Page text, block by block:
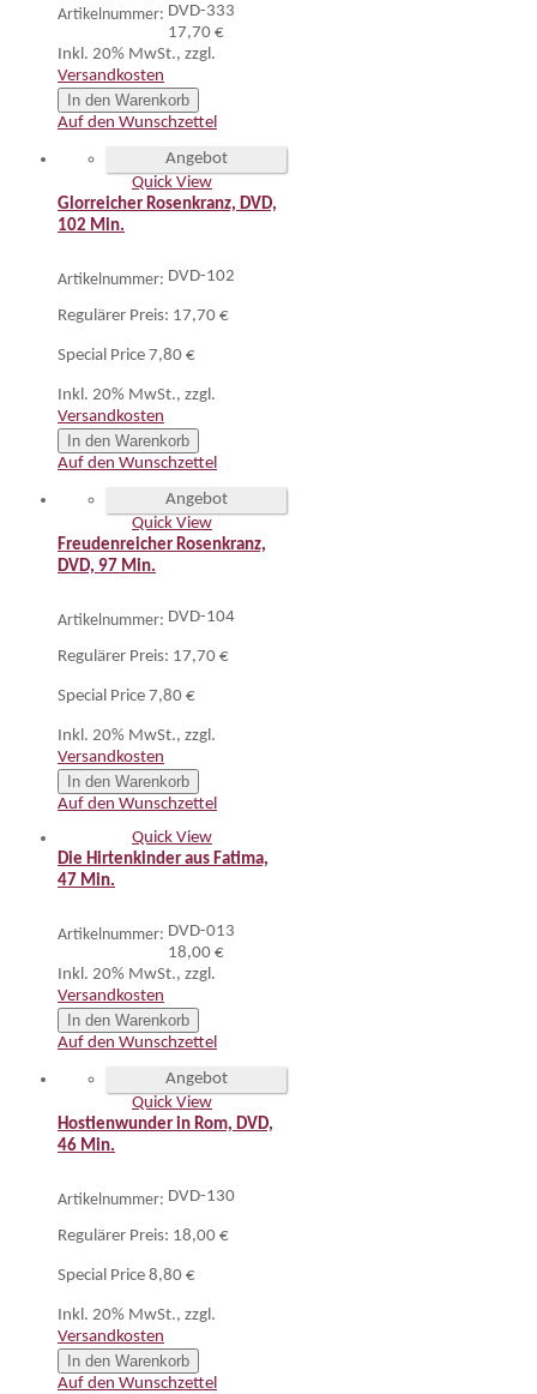
Artikelnummer: DVD-333
17,70 €
Inkl. 20% MwSt., zzgl.
Versandkosten
In den Warenkorb
Auf den Wunschzettel
Angebot
Quick View
Glorreicher Rosenkranz, DVD,
102 Min.
Artikelnummer: DVD-102
Regulärer Preis: 17,70 €
Special Price 7,80 €
Inkl. 20% MwSt., zzgl.
Versandkosten
In den Warenkorb
Auf den Wunschzettel
Angebot
Quick View
Freudenreicher Rosenkranz,
DVD, 97 Min.
Artikelnummer: DVD-104
Regulärer Preis: 17,70 €
Special Price 7,80 €
Inkl. 20% MwSt., zzgl.
Versandkosten
In den Warenkorb
Auf den Wunschzettel
Quick View
Die Hirtenkinder aus Fatima,
47 Min.
Artikelnummer: DVD-013
18,00 €
Inkl. 20% MwSt., zzgl.
Versandkosten
In den Warenkorb
Auf den Wunschzettel
Angebot
Quick View
Hostienwunder in Rom, DVD,
46 Min.
Artikelnummer: DVD-130
Regulärer Preis: 18,00 €
Special Price 8,80 €
Inkl. 20% MwSt., zzgl.
Versandkosten
In den Warenkorb
Auf den Wunschzettel